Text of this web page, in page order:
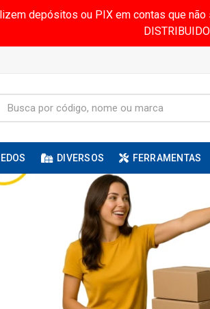
depósitos ou PIX em contas que
DIVERSOS FERRAMENTAS